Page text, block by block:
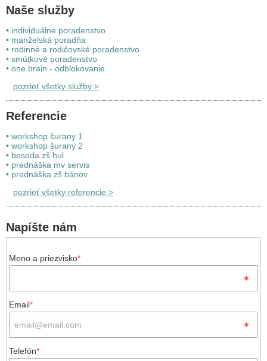
Naše služby
• individuálne poradenstvo
• manželská poradňa
• rodinné a rodičovské poradenstvo
• smútkové poradenstvo
• one brain - odblokovanie
pozrieť všetky služby >
Referencie
• workshop šurany 1
• workshop šurany 2
• beseda zš hul
• prednáška mv servis
• prednáška zš bánov
pozrieť všetky referencie >
Napíšte nám
Meno a priezvisko*
Email*
Telefón*